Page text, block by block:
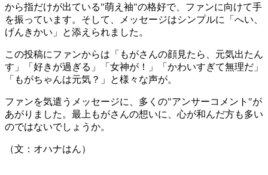
から指だけが出ている"萌え袖"の格好で、ファンに向けて手
を振っています。そして、メッセージはシンプルに「へい、
げんきかい」と添えられました。
この投稿にファンからは「もがさんの顔見たら、元気出たん
す」「好きが過ぎる」「女神が！」「かわいすぎて無理だ」
「もがちゃんは元気？」と様々な声が。
ファンを気遣うメッセージに、多くの"アンサーコメント"が
あがりました。最上もがさんの想いに、心が和んだ方も多い
のではないでしょうか。
（文：オハナはん）